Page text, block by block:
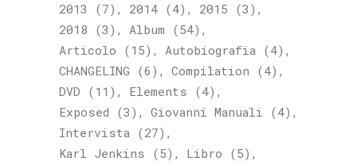
2013 (7) 2014 (4) 2015 (3)
2018 (3) Album (54)
Articolo (15) Autobiografia (4)
CHANGELING (6) Compilation (4)
DVD (11) Elements (4)
Exposed (3) Giovanni Manuali (4)
Intervista (27)
Karl Jenkins (5) Libro (5)